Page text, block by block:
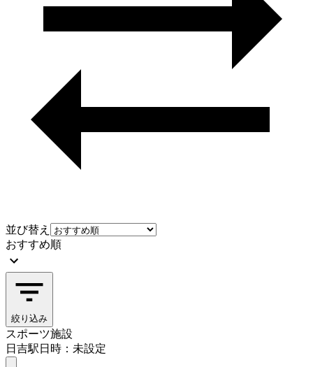
並び替え
おすすめ順
絞り込み
スポーツ施設
日吉駅日時：未設定